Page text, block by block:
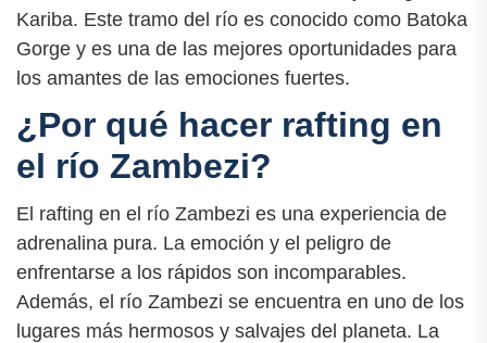
Kariba. Este tramo del río es conocido como Batoka
Gorge y es una de las mejores oportunidades para
los amantes de las emociones fuertes.
¿Por qué hacer rafting en
el río Zambezi?
El rafting en el río Zambezi es una experiencia de
adrenalina pura. La emoción y el peligro de
enfrentarse a los rápidos son incomparables.
Además, el río Zambezi se encuentra en uno de los
lugares más hermosos y salvajes del planeta. La